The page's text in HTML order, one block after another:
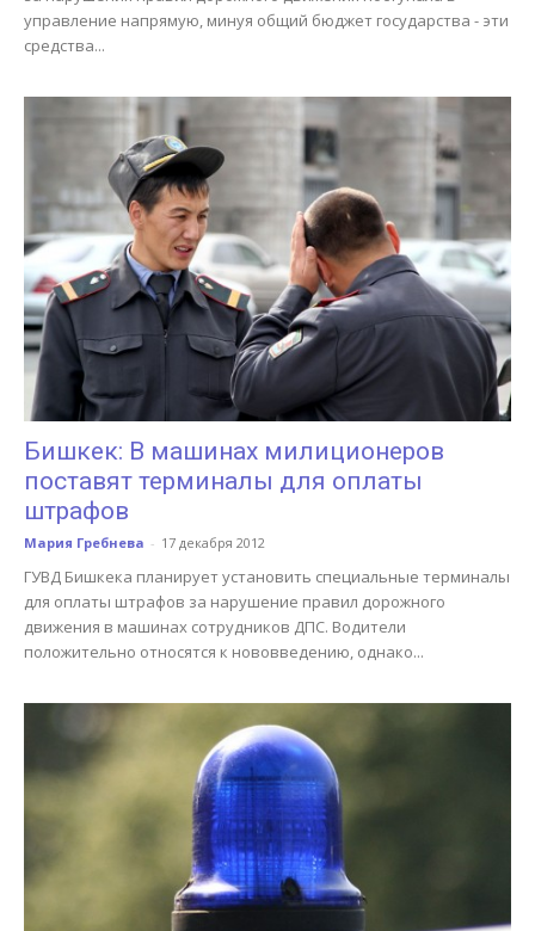
управление напрямую, минуя общий бюджет государства - эти
средства...
Бишкек: В машинах милиционеров
поставят терминалы для оплаты
штрафов
Мария Гребнева - 17 декабря 2012
ГУВД Бишкека планирует установить специальные терминалы
для оплаты штрафов за нарушение правил дорожного
движения в машинах сотрудников ДПС. Водители
положительно относятся к нововведению, однако...